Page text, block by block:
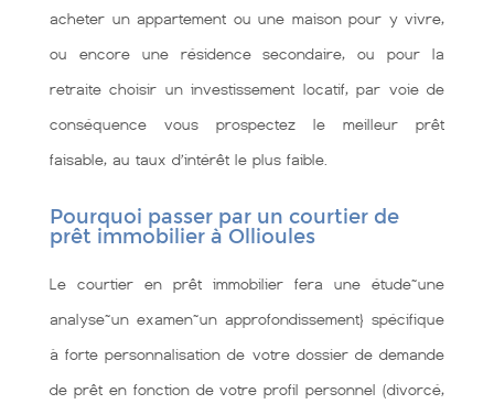
acheter un appartement ou une maison pour y vivre,
ou encore une résidence secondaire, ou pour la
retraite choisir un investissement locatif, par voie de
conséquence vous prospectez le meilleur prêt
faisable, au taux d’intérêt le plus faible.
Pourquoi passer par un courtier de
prêt immobilier à Ollioules
Le courtier en prêt immobilier fera une étude~une
analyse~un examen~un approfondissement} spécifique
à forte personnalisation de votre dossier de demande
de prêt en fonction de votre profil personnel (divorcé,